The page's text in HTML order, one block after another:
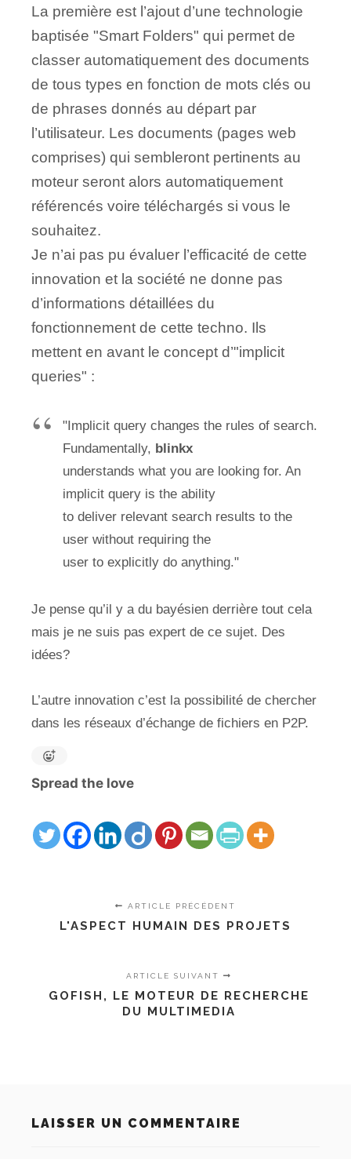
La première est l’ajout d’une technologie
baptisée "Smart Folders" qui permet de
classer automatiquement des documents
de tous types en fonction de mots clés ou
de phrases donnés au départ par
l’utilisateur. Les documents (pages web
comprises) qui sembleront pertinents au
moteur seront alors automatiquement
référencés voire téléchargés si vous le
souhaitez.
Je n’ai pas pu évaluer l’efficacité de cette
innovation et la société ne donne pas
d’informations détaillées du
fonctionnement de cette techno. Ils
mettent en avant le concept d’"implicit
queries" :
"Implicit query changes the rules of search.
Fundamentally, blinkx
understands what you are looking for. An
implicit query is the ability
to deliver relevant search results to the
user without requiring the
user to explicitly do anything."
Je pense qu’il y a du bayésien derrière tout cela
mais je ne suis pas expert de ce sujet. Des
idées?
L’autre innovation c’est la possibilité de chercher
dans les réseaux d’échange de fichiers en P2P.
Spread the love
ARTICLE PRÉCÉDENT
L'ASPECT HUMAIN DES PROJETS
ARTICLE SUIVANT
GOFISH, LE MOTEUR DE RECHERCHE
DU MULTIMEDIA
LAISSER UN COMMENTAIRE